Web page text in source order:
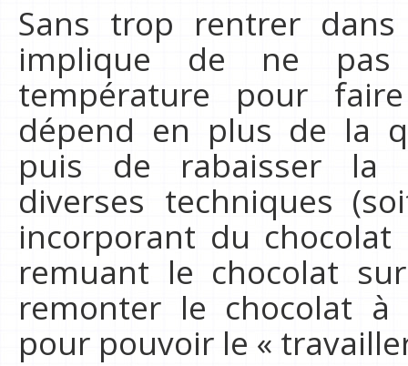
Sans trop rentrer
implique de ne pas
température pour
dépend en plus de la
puis de rabaisser la
diverses techniques
incorporant du
remuant le chocolat
remonter le chocolat
pour pouvoir le «